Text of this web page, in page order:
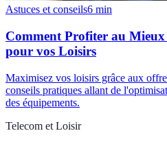
Astuces et conseils6 min
Comment Profiter au Mieux
pour vos Loisirs
Maximisez vos loisirs grâce aux
conseils pratiques allant de
des équipements.
Telecom et Loisir